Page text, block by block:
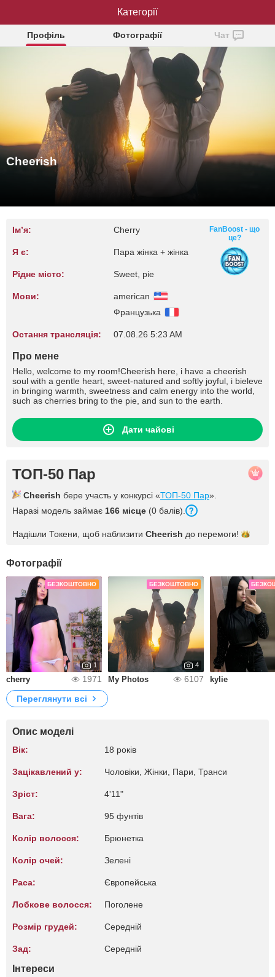
Cheerish
Профіль Фотографії Чат
Cheerish
Ім’я: Cherry
Я є: Пара жінка + жінка
Рідне місто: Sweet, pie
Мови:
american
Французька
Остання трансляція: 07.08.26 5:23 AM
FanBoost - що
це?
Про мене
Hello, welcome to my room!Cheerish here, i have a cheerish
soul with a gentle heart, sweet-natured and softly joyful, i bieleve
in bringing warmth, sweetness and calm energy into the world,
such as cherries bring to the pie, and sun to the earth.
Дати чайові
ТОП-50 Пар
Cheerish бере участь у конкурсі «ТОП-50 Пар».
Наразі модель займає 166 місце (0 балів).
Надішли Токени, щоб наблизити Cheerish до перемоги!
Фотографії
БЕЗКОШТОВНО
1
cherry 1971
БЕЗКОШТОВНО
4
My Photos 6107 kylie
Переглянути всі
Опис моделі
Вік: 18 років
Зацікавлений у: Чоловіки, Жiнки, Пари, Транси
Зріст: 4'11"
Вага: 95 фунтів
Колір волосся: Брюнетка
Колір очей: Зелені
Раса: Європейська
Лобкове волосся: Поголене
Розмір грудей: Середній
Зад: Середній
Інтереси
Категорії